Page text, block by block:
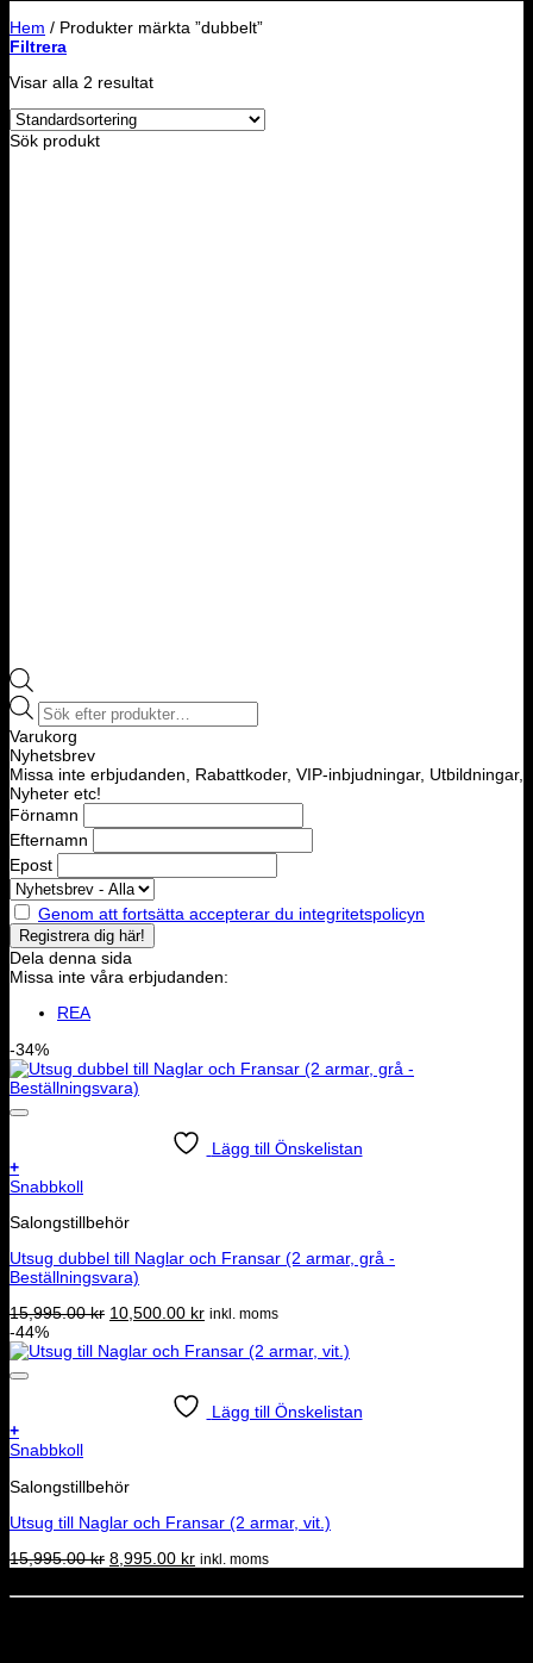
Hem / Produkter märkta ”dubbelt”
Filtrera
Visar alla 2 resultat
Sök produkt
Products
search
Varukorg
Nyhetsbrev
Missa inte erbjudanden, Rabattkoder, VIP-inbjudningar, Utbildningar,
Nyheter etc!
Förnamn
Efternamn
Epost
Genom att fortsätta accepterar du integritetspolicyn
Dela denna sida
Missa inte våra erbjudanden:
REA
-34%
Lägg till Önskelistan
+
Snabbkoll
Salongstillbehör
Utsug dubbel till Naglar och Fransar (2 armar, grå -
Beställningsvara)
15,995.00kr Det
priset
10,500.00 krDet
priset
inkl. moms
-44%
Lägg till Önskelistan
+
Snabbkoll
Salongstillbehör
Utsug till Naglar och Fransar (2 armar, vit.)
15,995.00kr Det
priset
8,995.00 krDet
priset
inkl. moms